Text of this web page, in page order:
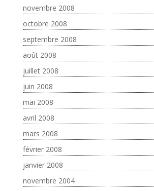
novembre 2008
octobre 2008
septembre 2008
août 2008
juillet 2008
juin 2008
mai 2008
avril 2008
mars 2008
février 2008
janvier 2008
novembre 2004